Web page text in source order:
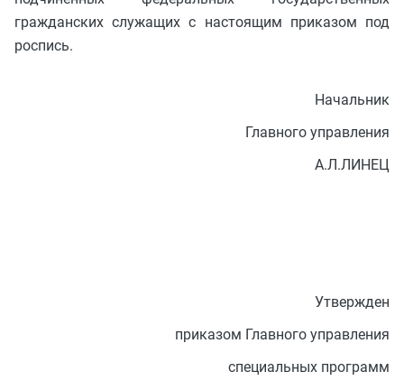
гражданских служащих с настоящим приказом под
роспись.
Начальник
Главного управления
А.Л.ЛИНЕЦ
Утвержден
приказом Главного управления
специальных программ